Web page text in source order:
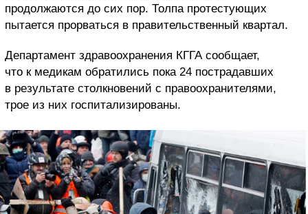
продолжаются до сих пор. Толпа протестующих
пытается прорваться в правительственный квартал.
Департамент здравоохранения КГГА сообщает,
что к медикам обратились пока 24 пострадавших
в результате столкновений с правоохранителями,
трое из них госпитализированы.